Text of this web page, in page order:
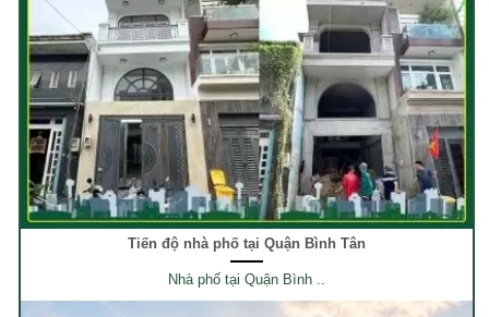
Tiến độ nhà phố tại Quận Bình Tân
Nhà phố tại Quận Bình ..